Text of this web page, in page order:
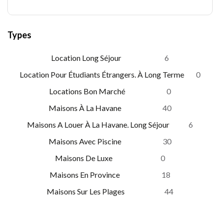
Types
Location Long Séjour
6
Location Pour Étudiants Étrangers. À Long Terme
0
Locations Bon Marché
0
Maisons À La Havane
40
Maisons A Louer À La Havane. Long Séjour
6
Maisons Avec Piscine
30
Maisons De Luxe
0
Maisons En Province
18
Maisons Sur Les Plages
44